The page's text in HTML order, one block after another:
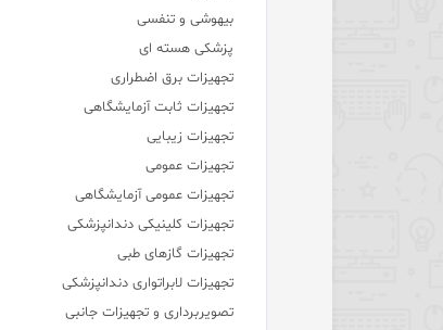
بیهوشی و تنفسی
پزشکی هسته ای
تجهیزات برق اضطراری
تجهیزات ثابت آزمایشگاهی
تجهیزات زیبایی
تجهیزات عمومی
تجهیزات عمومی آزمایشگاهی
تجهیزات کلینیکی دندانپزشکی
تجهیزات گازهای طبی
تجهیزات لابراتواری دندانپزشکی
تصویربرداری و تجهیزات جانبی